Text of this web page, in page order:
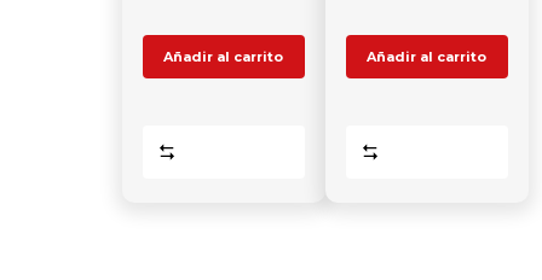
Añadir al carrito Añadir al carrito